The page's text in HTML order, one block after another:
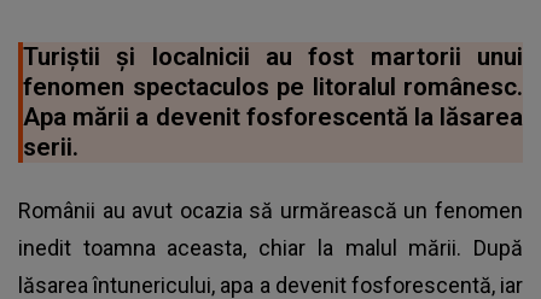
Turiștii și localnicii au fost martorii unui
fenomen spectaculos pe litoralul românesc.
Apa mării a devenit fosforescentă la lăsarea
serii.
Românii au avut ocazia să urmărească un fenomen
inedit toamna aceasta, chiar la malul mării. După
lăsarea întunericului, apa a devenit fosforescentă, iar